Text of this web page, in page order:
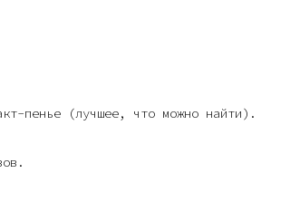
пенье (лучшее, что можно найти).